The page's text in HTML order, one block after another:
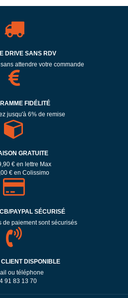
DRIVE SANS RDV
attendre votre commande
FIDÉLITÉ
jusqu'à 6% de remise
GRATUITE
€ en lettre Max
€ en Colissimo
PAYPAL SÉCURISÉ
de paiement sont sécurisés
DISPONIBLE
ou téléphone
91 83 13 70